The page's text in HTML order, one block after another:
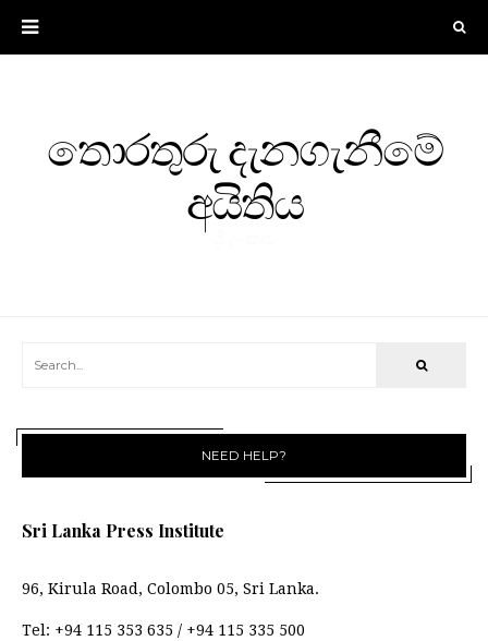
තොරතුරු දැනගැනීමේ
අයිතිය
NEED HELP?
Sri Lanka Press Institute
96, Kirula Road, Colombo 05, Sri Lanka.
Tel: +94 115 353 635 / +94 115 335 500